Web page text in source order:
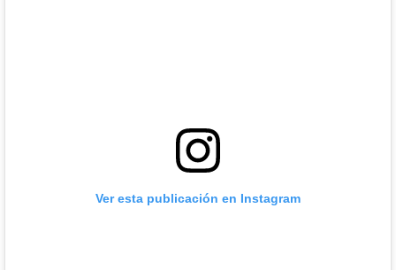
Ver esta publicación en Instagram